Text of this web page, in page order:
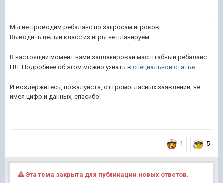
Мы не проводим ребаланс по запросам игроков.
Выводить целый класс из игры не планируем.
В настоящий момент нами запланирован масштабный ребаланс
ПЛ. Подробнее об этом можно узнать в специальной статье.
И воздержитесь, пожалуйста, от громогласных заявлений, не
имея цифр и данных, спасибо!
1 5
Эта тема закрыта для публикации новых ответов.